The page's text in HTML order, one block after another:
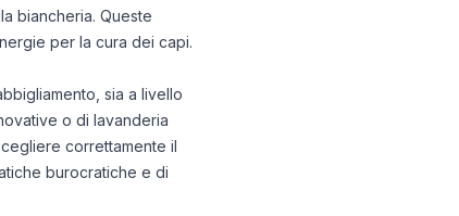
biancheria. Queste
per la cura dei capi.
sia a livello
o di lavanderia
correttamente il
burocratiche e di